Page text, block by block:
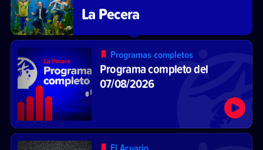
La Pecera
Programas completos
Programa completo del
07/08/2026